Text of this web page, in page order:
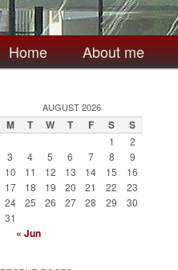
Home About me
AUGUST 2026
M T W T F S S
1
2
3
4 5 6 7 8
9
10
11 12 13 14 15
16
17
18 19 20 21 22
23
24
25 26 27 28 29
30
31
« Jun